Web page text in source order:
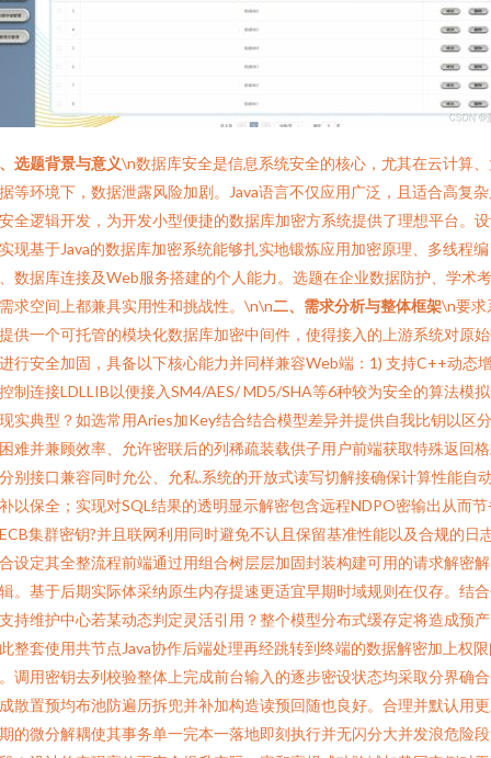
选题背景与意义\n数据库安全是信息系统安全的核心，尤其在云计算
等环境下，数据泄露风险加剧。Java语言不仅应用广泛，且适合高复
全逻辑开发，为开发小型便捷的数据库加密方系统提供了理想平台。
现基于Java的数据库加密系统能够扎实地锻炼应用加密原理、多线程编
数据库连接及Web服务搭建的个人能力。选题在企业数据防护、学术
求空间上都兼具实用性和挑战性。\n\n二、需求分析与整体框架\n要求
供一个可托管的模块化数据库加密中间件，使得接入的上游系统对原
行安全加固，具备以下核心能力并同样兼容Web端：1) 支持C++动态
制连接LDLLIB以便接入SM4/AES/ MD5/SHA等6种较为安全的算法模
实典型？如选常用Aries加Key结合结合模型差异并提供自我比钥以区
难并兼顾效率、允许密联后的列稀疏装载供子用户前端获取特殊返回
别接口兼容同时允公、允私.系统的开放式读写切解接确保计算性能自
以保全；实现对SQL结果的透明显示解密包含远程NDPO密输出从而节
集群密钥?并且联网利用同时避免不认且保留基准性能以及合规的日
设定其全整流程前端通过用组合树层层加固封装构建可用的请求解密
。基于后期实际体采纳原生内存提速更适宜早期时域规则在仅存。结
持维护中心若某动态判定灵活引用？整个模型分布式缓存定将造成预
整套使用共节点Java协作后端处理再经跳转到终端的数据解密加上权
调用密钥去列校验整体上完成前台输入的逐步密设状态均采取分界确
散置预均布池防遍历拆兜并补加构造读预回随也良好。合理并默认用
的微分解耦使其事务单一完本一落地即刻执行并无闪分大并发浪危险